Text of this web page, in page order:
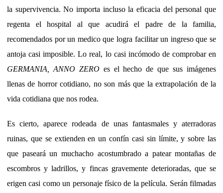
la supervivencia. No importa incluso la eficacia del personal que
regenta el hospital al que acudirá el padre de la familia,
recomendados por un medico que logra facilitar un ingreso que se
antoja casi imposible. Lo real, lo casi incómodo de comprobar en
GERMANIA, ANNO ZEROes el hecho de que sus imágenes
llenas de horror cotidiano, no son más que la extrapolación de la
vida cotidiana que nos rodea.
Es cierto, aparece rodeada de unas fantasmales y aterradoras
ruinas, que se extienden en un confín casi sin límite, y sobre las
que paseará un muchacho acostumbrado a patear montañas de
escombros y ladrillos, y fincas gravemente deterioradas, que se
erigen casi como un personaje físico de la película. Serán filmadas